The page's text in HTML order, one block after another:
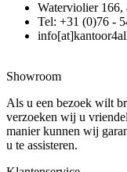
Waterviolier
Tel: +31 (0)76 -
Showroom
Als u een bezoek wilt
verzoeken wij u
manier kunnen wij
u te assisteren.